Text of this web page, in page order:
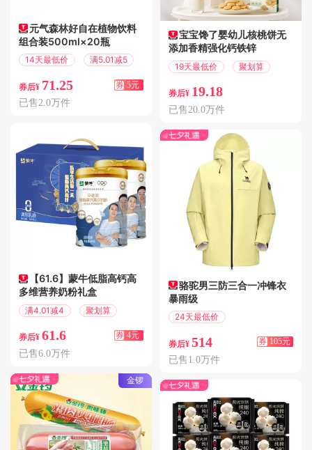
元气森林好自在植物饮料
组合装500ml×20瓶
14天最低价 满5.01减5
券后¥ 71.25 券 5元
已售2.0万件
【61.6】蒙牛低脂高钙高
多维营养奶粉礼盒
满4.01减4 聚划算
券后¥ 61.6 券 4元
已售6.0万件
金锣
宝宝馋了婴幼儿核桃饼无
添加香精强化钙铁锌
19天最低价 聚划算
券后¥ 19.18
已售20.0万件
骆驼男三防三合一冲锋衣
暴雨级
24天最低价
券后¥ 514 券 105元
已售1.0万件